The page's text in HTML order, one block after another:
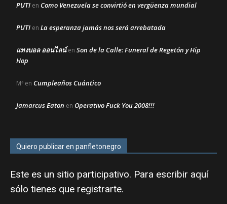
PUTI en Como Venezuela se convirtió en vergüenza mundial
PUTI en La esperanza jamás nos será arrebatada
แทงบอล ออนไลน์en Son de la Calle: Funeral de Regetón y Hip
Hop
Mª en Cumpleaños Cuántico
Jamarcus Eaton en Operativo Fuck You 2008!!!
Quiero publicar en panfletonegro
Este es un sitio participativo. Para escribir aquí
sólo tienes que registrarte.